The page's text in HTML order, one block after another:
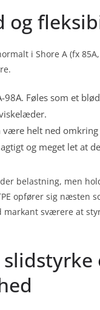
og
i Shore A (fx
98A. Føles som et
være helt ned omkring
og meget let at
belastning, men
opfører sig næsten
sværere at